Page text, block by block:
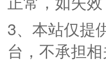
3、本站仅提
台，不承担相